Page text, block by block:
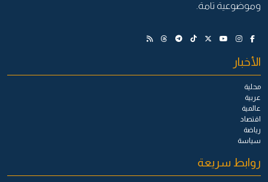
وموضوعية تامة.
الأخبار
محلية
عربية
عالمية
اقتصاد
رياضة
سياسة
روابط سريعة